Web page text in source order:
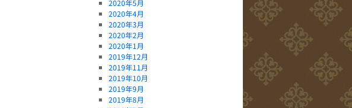
2020年5月
2020年4月
2020年3月
2020年2月
2020年1月
2019年12月
2019年11月
2019年10月
2019年9月
2019年8月